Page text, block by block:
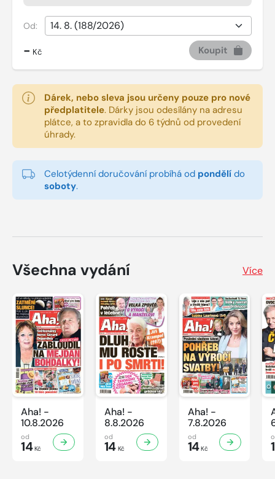
Od:
- Kč Koupit
Dárek, nebo sleva jsou určeny pouze pro nové
předplatitele. Dárky jsou odesílány na adresu
plátce, a to zpravidla do 6 týdnů od provedení
úhrady.
Celotýdenní doručování probíhá od pondělí do
soboty.
Všechna vydání Více
Aha! -
10.8.2026
od
14Kč
Aha! -
8.8.2026
od
14Kč
Aha! -
7.8.2026
od
14Kč